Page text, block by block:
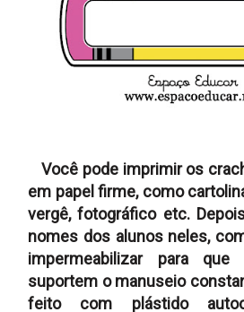
Você pode imprimir os
em papel firme, como
vergê, fotográfico etc.
nomes dos alunos neles,
impermeabilizar para
suportem o manuseio
feito com plástido